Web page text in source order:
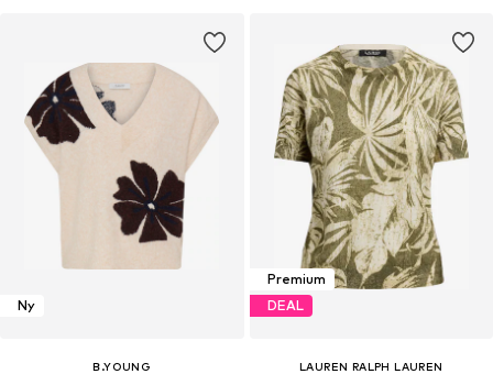
Ny
B.YOUNG
Premium
DEAL
LAUREN RALPH LAUREN